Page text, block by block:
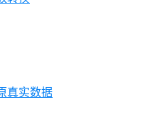
真实数据